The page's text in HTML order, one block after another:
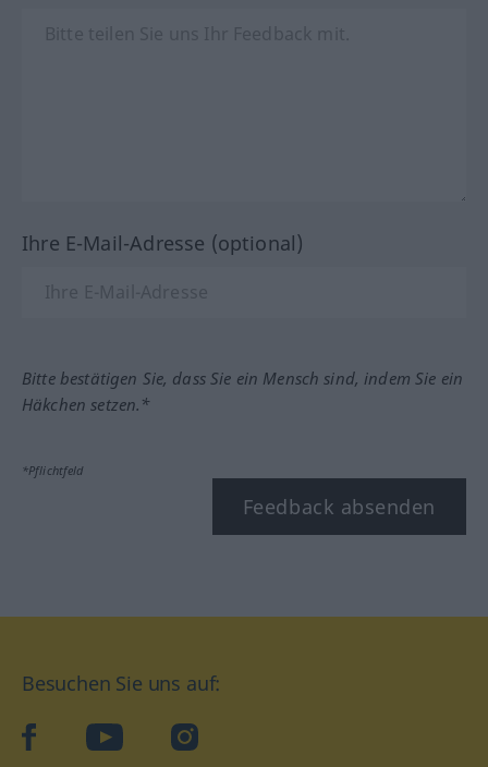
Ihre E-Mail-Adresse (optional)
Bitte bestätigen Sie, dass Sie ein Mensch sind, indem Sie ein
Häkchen setzen.*
*Pflichtfeld
Feedback absenden
Besuchen Sie uns auf:
facebookYouTube Instagram